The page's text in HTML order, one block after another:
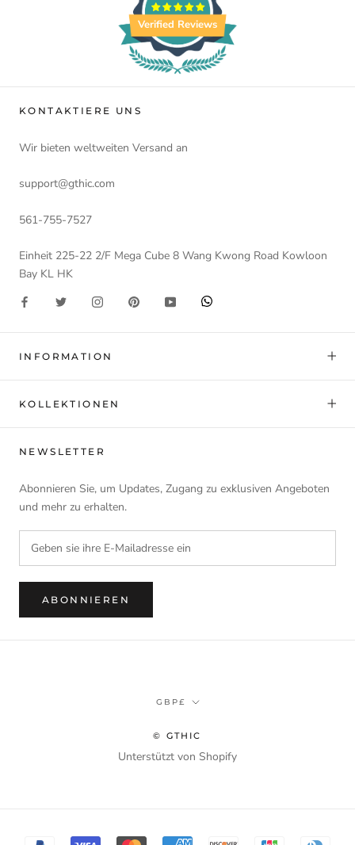
Verified Reviews
KONTAKTIERE UNS
Wir bieten weltweiten Versand an
support@gthic.com
561-755-7527
Einheit 225-22 2/F Mega Cube 8 Wang Kwong Road Kowloon
Bay KL HK
INFORMATION
KOLLEKTIONEN
NEWSLETTER
Abonnieren Sie, um Updates, Zugang zu exklusiven Angeboten
und mehr zu erhalten.
ABONNIEREN
Währung
GBP£
© GTHIC
Unterstützt von Shopify